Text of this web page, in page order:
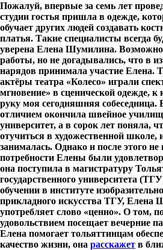
Пожалуй, впервые за семь лет
студии гостья пришла в одежде,
обучает других людей создавать
платья. Такие специалисты всегда
уверена Елена Шумилина.
работы, но не догадывались, что в
нарядов принимала участие Елена.
актёры театра «Колесо» играли
мгновение» в сценической одежде,
руку моя сегодняшняя собеседница.
отличием окончила швейное
университет, а в сорок лет поняла,
отучиться в художественной школе,
занималась. Однако и после этого не
потребности Елены были
она поступила в магистратуру
государственного университета
обучении в институте
прикладного искусства ТГУ, Елена
употребляет слово «ценно». О том,
удовольствием посещает вечерние
Елена помогает тольяттинцам
качество жизни, она расскажет в